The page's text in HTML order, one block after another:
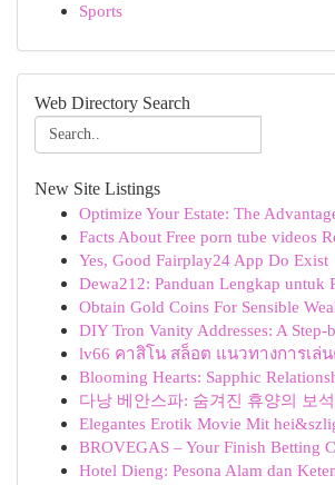
Sports
Web Directory Search
New Site Listings
Optimize Your Estate: The
Facts About Free porn tube videos
Yes, Good Fairplay24 App Do Exist
Dewa212: Panduan Lengkap untuk
Obtain Gold Coins For Sensible
DIY Tron Vanity Addresses: A Step-
lv66 คาสิโน สล็อต แนวทางการเล่
Blooming Hearts: Sapphic
다낭 베안스파: 숨겨진 휴양의 보석
Elegantes Erotik Movie Mit
BROVEGAS – Your Finish Betting
Hotel Dieng: Pesona Alam dan